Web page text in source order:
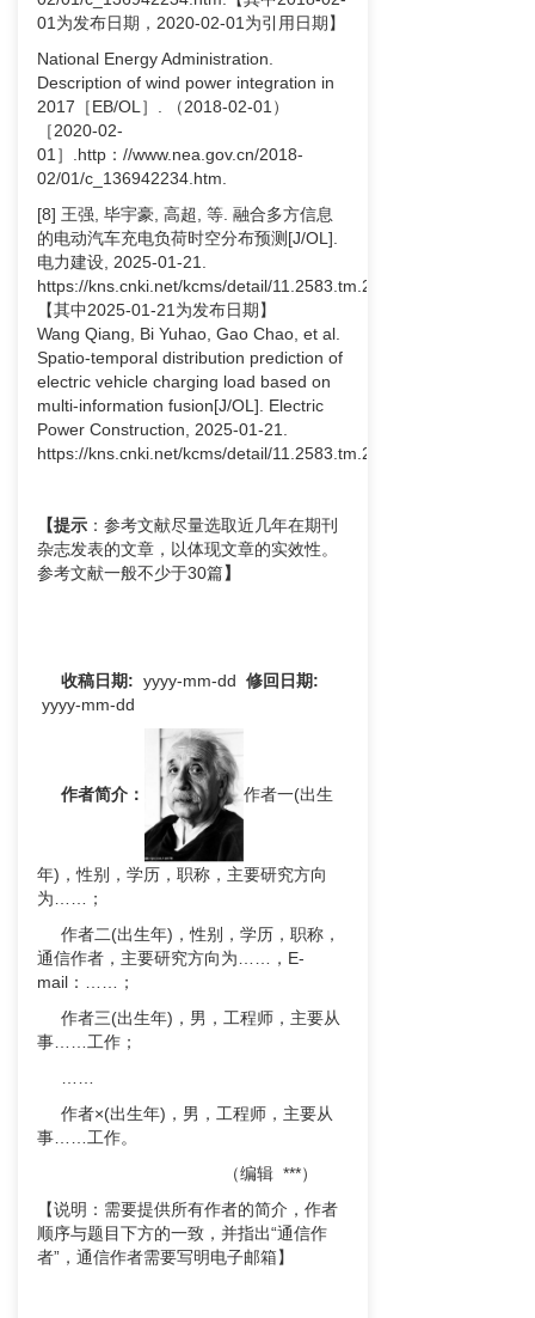
01为发布日期，2020-02-01为引用日期】
National Energy Administration.
Description of wind power integration in
2017［EB/OL］. （2018-02-01）
［2020-02-
01］.http：//www.nea.gov.cn/2018-
02/01/c_136942234.htm.
[8] 王强, 毕宇豪, 高超, 等. 融合多方信息
的电动汽车充电负荷时空分布预测[J/OL].
电力建设, 2025-01-21.
https://kns.cnki.net/kcms/detail/
【其中2025-01-21为发布日期】
Wang Qiang, Bi Yuhao, Gao Chao, et al.
Spatio-temporal distribution prediction of
electric vehicle charging load based on
multi-information fusion[J/OL]. Electric
Power Construction, 2025-01-21.
https://kns.cnki.net/kcms/detail/
【提示 ：参考文献尽量选取近几年在期刊
杂志发表的文章，以体现文章的实效性。
参考文献一般不少于30篇】
收稿日期:yyyy-mm-dd修回 日期:
yyyy-mm-dd
作者简介： 作者一(出生
年)，性别，学历，职称，主要研究方向
为……；
作者二(出生年)，性别，学历，职称，
通信作者，主要研究方向为……，E-
mail：……；
作者三(出生年)，男，工程师，主要从
事……工作；
作者×(出生年)，男，工程师，主要从
事……工作。
（编辑 ***）
【说明：需要提供所有作者的简介，作者
顺序与题目下方的一致，并指出“通信作
者”，通信作者需要写明电子邮箱】